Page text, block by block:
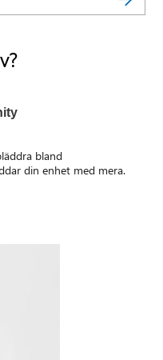
bland
din enhet med mera.